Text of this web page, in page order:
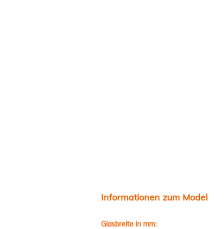
Informationen zum Model
Glasbreite in mm: